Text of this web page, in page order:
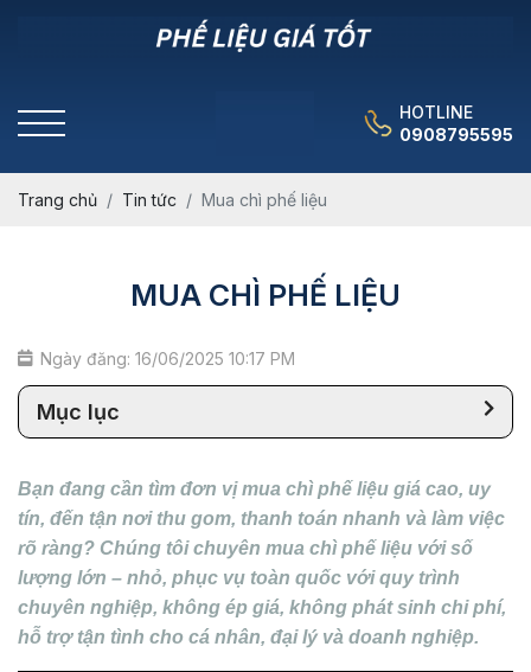
HOTLINE
0908795595
Trang chủ Tin tức Mua chì phế liệu
MUA CHÌ PHẾ LIỆU
Ngày đăng: 16/06/2025 10:17 PM
Mục lục
Bạn đang cần tìm đơn vị mua chì phế liệu giá cao, uy
tín, đến tận nơi thu gom, thanh toán nhanh và làm việc
rõ ràng? Chúng tôi chuyên mua chì phế liệu với số
lượng lớn – nhỏ, phục vụ toàn quốc với quy trình
chuyên nghiệp, không ép giá, không phát sinh chi phí,
hỗ trợ tận tình cho cá nhân, đại lý và doanh nghiệp.